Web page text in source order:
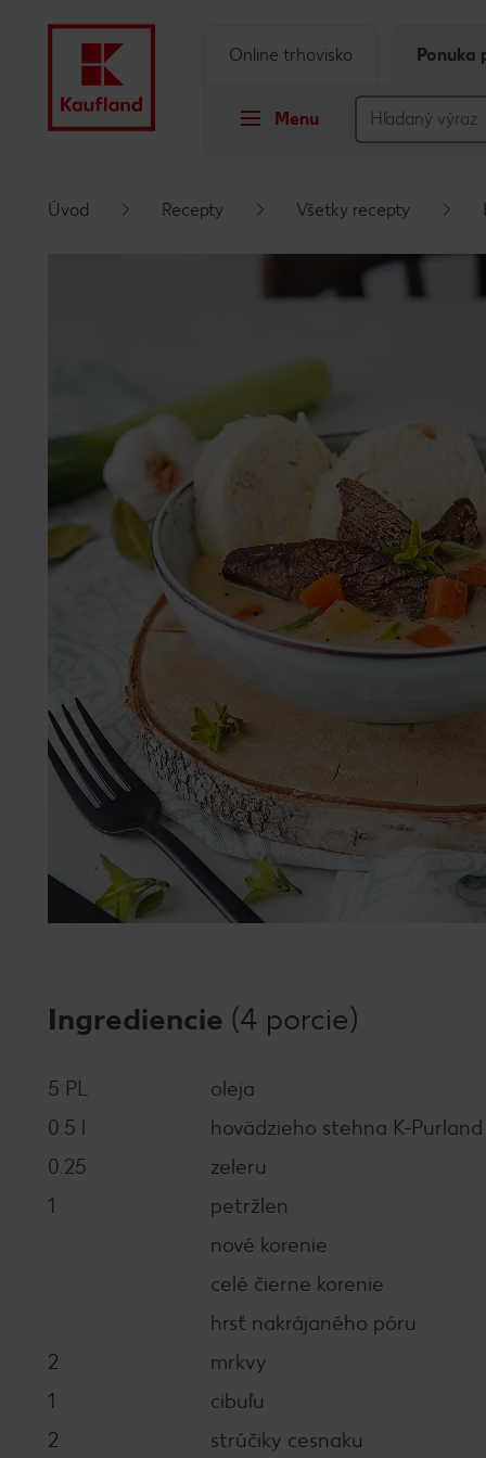
Menu
Online trhovisko Ponuka
Úvod Recepty Všetky recepty
Ingrediencie (4 porcie)
5 PL
oleja
0.5 l
hovädzieho stehna K-Purland
0.25
zeleru
1
petržlen
nové korenie
celé čierne korenie
hrsť nakrájaného póru
2
mrkvy
1
cibuľu
2
strúčiky cesnaku